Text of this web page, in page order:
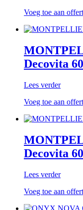
Voeg toe aan
Decovita
Lees verder
Voeg toe aan
Decovita
Lees verder
Voeg toe aan